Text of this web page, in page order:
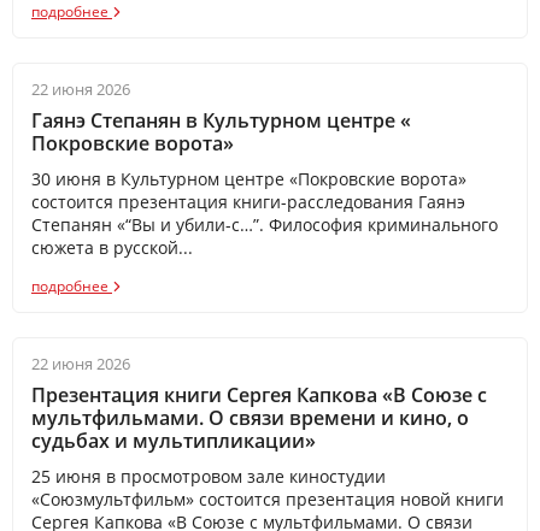
подробнее
22 июня 2026
Гаянэ Степанян в Культурном центре «​
Покровские ворота»
30 июня в Культурном центре «Покровские ворота»
состоится презентация книги-расследования Гаянэ
Степанян «“Вы и убили-с…”. Философия криминального
сюжета в русской...
подробнее
22 июня 2026
Презентация книги Сергея Капкова «В Союзе с
мультфильмами. О связи времени и кино, о
судьбах и мультипликации»
25 июня в просмотровом зале киностудии
«Союзмультфильм» состоится презентация новой книги
Сергея Капкова «В Союзе с мультфильмами. О связи